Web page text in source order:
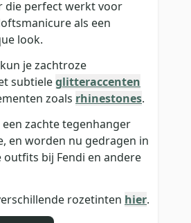
die perfect werkt voor
als een
look.
je zachtroze
subtieleglitteraccenten
zoals rhinestones.
zachte tegenhanger
en worden nu gedragen in
bij Fendi en andere
rozetinten hier.